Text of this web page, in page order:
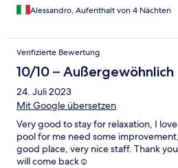
Alessandro, Aufenthalt von 4 Nächten
Verifizierte Bewertung
10/10 – Außergewöhnlich
24. Juli 2023
Mit Google übersetzen
Very good to stay for relaxation, I
pool for me need some
good place, very nice staff. Thank
will come back☺️